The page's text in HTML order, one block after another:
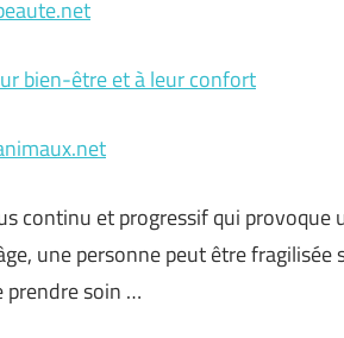
bien-être et à leur confort
continu et progressif qui
une personne peut être
prendre soin …